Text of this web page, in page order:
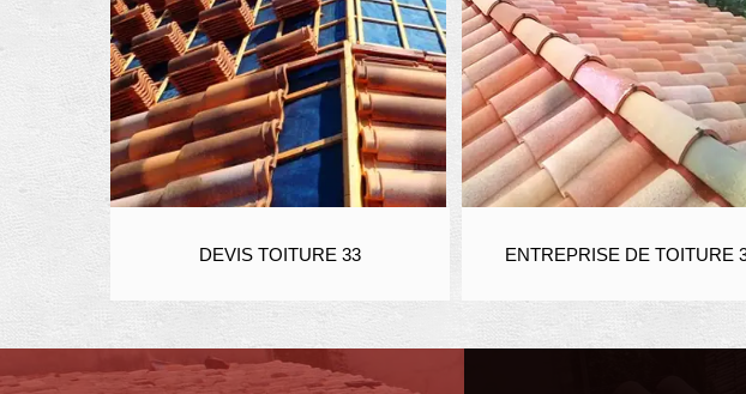
DEVIS TOITURE 33 ENTREPRISE DE TOITURE 33